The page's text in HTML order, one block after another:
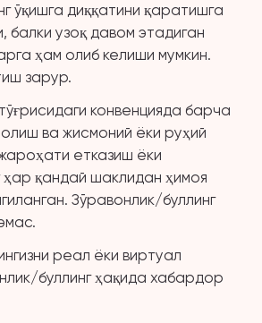
ўқишга диққатини қаратишга
балки узоқ давом этадиган
ҳам олиб келиши мумкин.
зарур.
конвенцияда барча
ва жисмоний ёки руҳий
етказиш ёки
қандай шаклидан ҳимоя
Зўравонлик/буллинг
реал ёки виртуал
буллинг ҳақида хабардор